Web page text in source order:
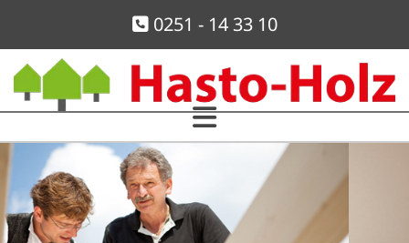
Zum Inhalt springen
 0251 - 14 33 10